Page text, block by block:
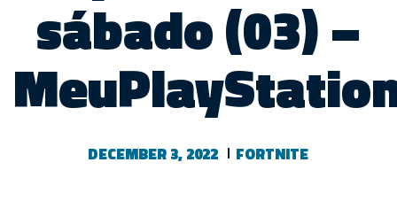
sábado (03) –
DECEMBER 3, 2022 FORTNITE